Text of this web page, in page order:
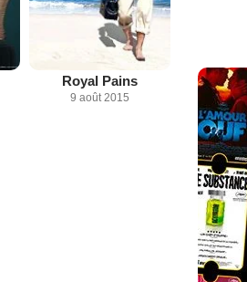
Royal Pains
9 août 2015